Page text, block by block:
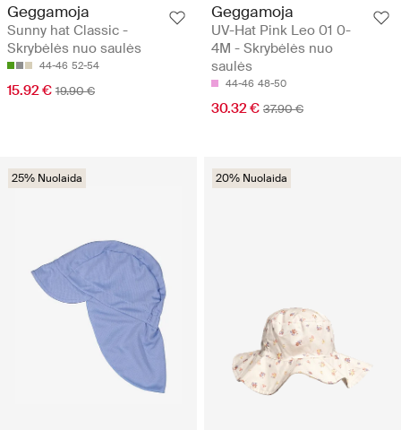
Geggamoja
Sunny hat Classic -
Skrybėlės nuo saulės
44-46 52-54
15.92 € 19.90 €
Geggamoja
UV-Hat Pink Leo 01 0-
4M - Skrybėlės nuo
saulės
44-46 48-50
30.32 € 37.90 €
25% Nuolaida 20% Nuolaida